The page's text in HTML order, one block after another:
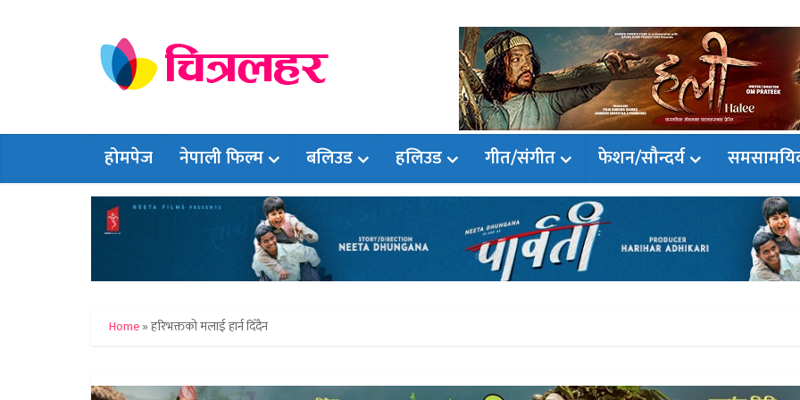
होमपेज नेपाली फिल्म बलिउड हलिउड गीत/संगीत फेशन/सौन्दर्य
Home»हरिभक्तको मलाई हार्न दिँदैन